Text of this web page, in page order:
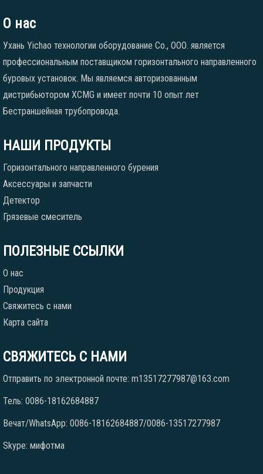
О нас
Ухань Yichao технологии оборудование Co., ООО. является
профессиональным поставщиком горизонтального направленного
буровых установок. Мы являемся авторизованным
дистрибьютором XCMG и имеет почти 10 опыт лет
Бестраншейная трубопровода.
НАШИ ПРОДУКТЫ
Горизонтального направленного бурения
Аксессуары и запчасти
Детектор
Грязевые смеситель
ПОЛЕЗНЫЕ ССЫЛКИ
О нас
Продукция
Свяжитесь с нами
Карта сайта
СВЯЖИТЕСЬ С НАМИ
Отправить по электронной почте: m13517277987@163.com
Тель: 0086-18162684887
Вечат/WhatsApp: 0086-18162684887/0086-13517277987
Skype: мифотма